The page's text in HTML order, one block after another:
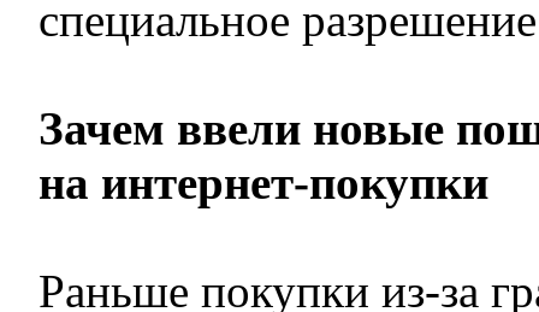
специальное
Зачем ввели новые
на интернет-покупки
Раньше покупки из-за